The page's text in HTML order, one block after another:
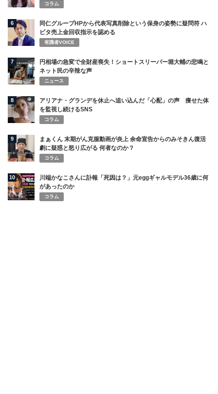
コラム
6
同仁グループHPから代表写真削除という保身の姿勢に疑問符 ハ
ビタ売上金回収指示を認める
有識者VOICE
7
円相場の急変で全財産喪失！ショートスリーパー堀大輔の悲鳴と
ネット民の辛辣な声
ニュース
8
アリアナ・グランデを休止へ追い込んだ「心配」の声 痩せた体
を監視し続けるSNS
コラム
9
まぁくん 末期がん克服動画が炎上 余命宣告からのみそきん復活
劇に疑惑と怒り広がる 何者なのか？
コラム
10
川端かなこさんに訃報「死因は？」元eggギャルモデル36歳に何
があったのか
コラム